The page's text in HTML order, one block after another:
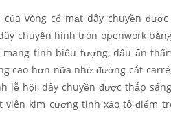
vòng cổ mặt dây chuyền
chuyền hình tròn openwork
mang tính biểu tượng, dấu ấn
cao hơn nữa nhờ đường cắt
lễ hội, dây chuyền được thắp
kim cương tinh xảo tô điểm